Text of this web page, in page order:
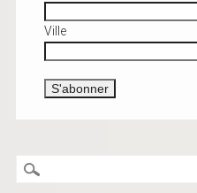
Ville